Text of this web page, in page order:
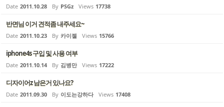
Date 2011.10.28 By PSGz Views 17738
반면님 이거 견적좀 내주세요~
Date 2011.10.23 By 카이젤 Views 15766
iphone4s 구입 및 사용 여부
Date 2011.10.14 By 김병만 Views 17222
디자이어z 남은거 있나요?
Date 2011.09.30 By 이도는강하다 Views 17408